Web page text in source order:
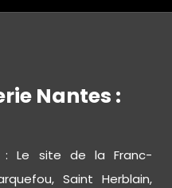
Nantes :
: Le site de la Franc-
Saint Herblain,